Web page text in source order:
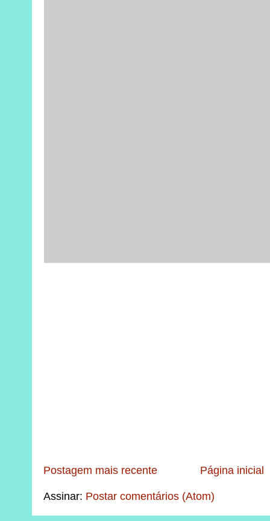
Postagem mais recente Página inicial
Assinar: Postar comentários (Atom)